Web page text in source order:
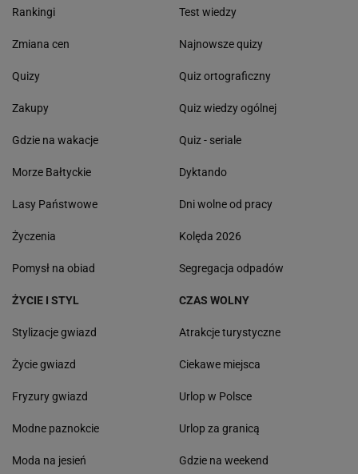
Rankingi
Zmiana cen
Quizy
Zakupy
Gdzie na wakacje
Morze Bałtyckie
Lasy Państwowe
Życzenia
Pomysł na obiad
Test wiedzy
Najnowsze quizy
Quiz ortograficzny
Quiz wiedzy ogólnej
Quiz - seriale
Dyktando
Dni wolne od pracy
Kolęda 2026
Segregacja odpadów
ŻYCIE I STYL
Stylizacje gwiazd
Życie gwiazd
Fryzury gwiazd
Modne paznokcie
Moda na jesień
CZAS WOLNY
Atrakcje turystyczne
Ciekawe miejsca
Urlop w Polsce
Urlop za granicą
Gdzie na weekend